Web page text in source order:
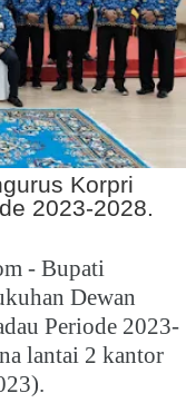
Korpri
2023-2028.
- Bupati
Dewan
Periode 2023-
lantai 2 kantor